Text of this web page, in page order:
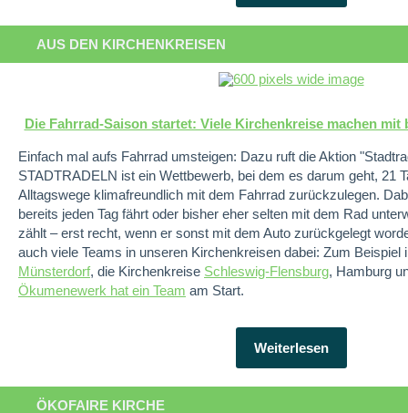
AUS DEN KIRCHENKREISEN
Die Fahrrad-Saison startet: Viele Kirchenkreise machen
Einfach mal aufs Fahrrad umsteigen: Dazu ruft die Aktion
STADTRADELN ist ein Wettbewerb, bei dem es darum geht, 21
Alltagswege klimafreundlich mit dem Fahrrad zurückzulegen.
bereits jeden Tag fährt oder bisher eher selten mit dem Rad
zählt – erst recht, wenn er sonst mit dem Auto zurückgelegt
auch viele Teams in unseren Kirchenkreisen dabei: Zum Beispiel
Münsterdorf, die Kirchenkreise Schleswig-Flensburg, Hamburg
Ökumenewerk hat ein Team am Start.
Weiterlesen
ÖKOFAIRE KIRCHE